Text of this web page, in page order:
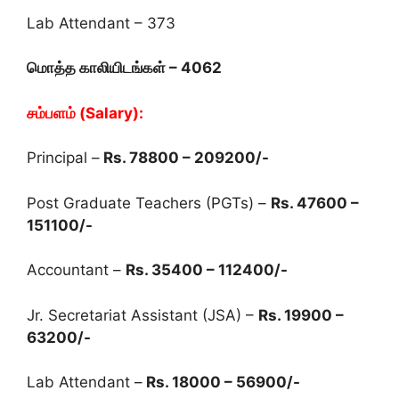
Lab Attendant – 373
மொத்த காலியிடங்கள் – 4062
சம்பளம் (Salary):
Principal – Rs. 78800 – 209200/-
Post Graduate Teachers (PGTs) – Rs. 47600 –
151100/-
Accountant – Rs. 35400 – 112400/-
Jr. Secretariat Assistant (JSA) – Rs. 19900 –
63200/-
Lab Attendant – Rs. 18000 – 56900/-